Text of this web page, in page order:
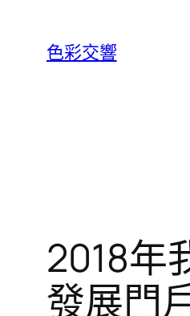
色彩交響
2018年
發展門